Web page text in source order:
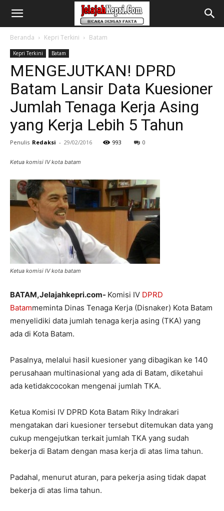
Beranda Kepri Terkini Batam
Kepri Terkini Batam
MENGEJUTKAN! DPRD
Batam Lansir Data Kuesioner
Jumlah Tenaga Kerja Asing
yang Kerja Lebih 5 Tahun
Penulis Redaksi - 29/02/2016 993 0
Ketua komisi IV kota batam
Ketua komisi IV kota batam
BATAM,Jelajahkepri.com- ‎Komisi IV DPRD
Batammeminta Dinas Tenaga Kerja (Disnaker) Kota Batam
menyelidiki data jumlah tenaga kerja asing (TKA) yang
ada di Kota Batam.
Pasalnya, melalui hasil kuesioner yang dibagikan ke 140
perusahaan multinasional yang ada di Batam, diketahui
ada ketidakcocokan mengenai jumlah TKA.
Ketua Komisi IV DPRD Kota Batam ‎Riky Indrakari
mengatakan dari kuesioner tersebut ditemukan data yang
cukup mengejutkan terkait jumlah TKA yang sudah
bekerja di Batam dengan masa kerja di atas lima tahun.
Padahal, menurut aturan, para pekerja asing tidak dapat
bekerja di atas lima tahun.